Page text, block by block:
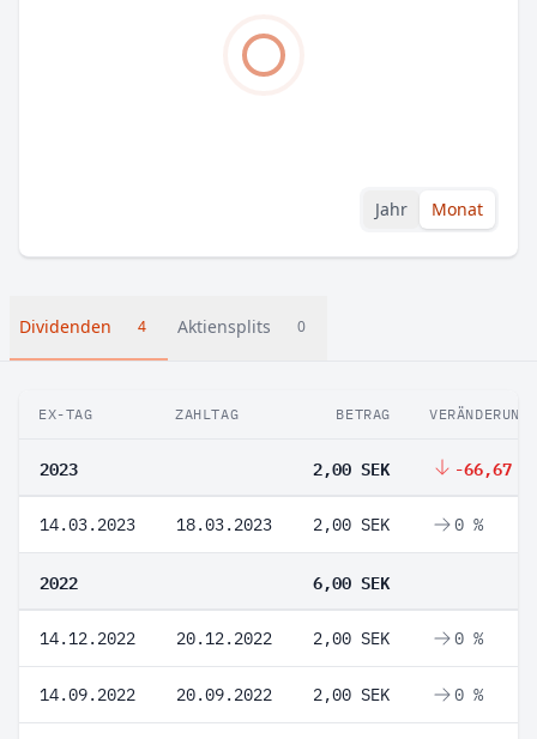
Jahr Monat
Dividenden 4 Aktiensplits 0
EX-TAG ZAHLTAG BETRAG VERÄNDERUNG
2023 2,00 SEK -66,67 %
14.03.2023 18.03.2023 2,00 SEK 0 %
2022 6,00 SEK
14.12.2022 20.12.2022 2,00 SEK 0 %
14.09.2022 20.09.2022 2,00 SEK 0 %